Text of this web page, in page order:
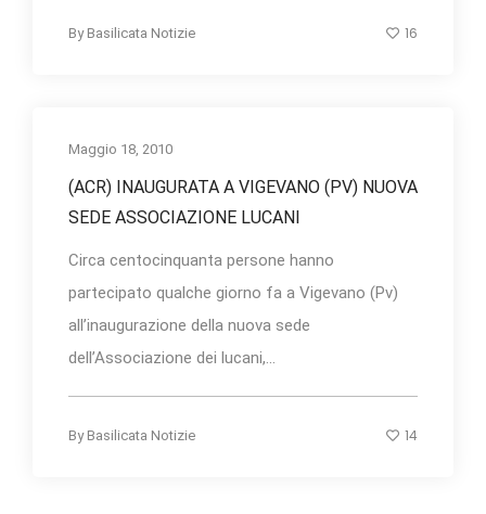
By Basilicata Notizie 16
Maggio 18, 2010
(ACR) INAUGURATA A VIGEVANO (PV) NUOVA
SEDE ASSOCIAZIONE LUCANI
Circa centocinquanta persone hanno
partecipato qualche giorno fa a Vigevano (Pv)
all’inaugurazione della nuova sede
dell’Associazione dei lucani,...
By Basilicata Notizie 14